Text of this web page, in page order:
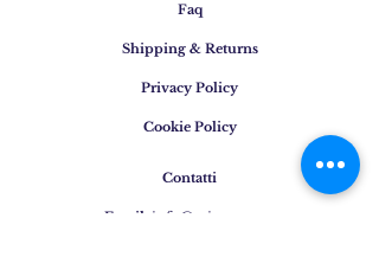
Faq
Shipping & Returns
Privacy Policy
Cookie Policy
Contatti
Email info@osigem.com